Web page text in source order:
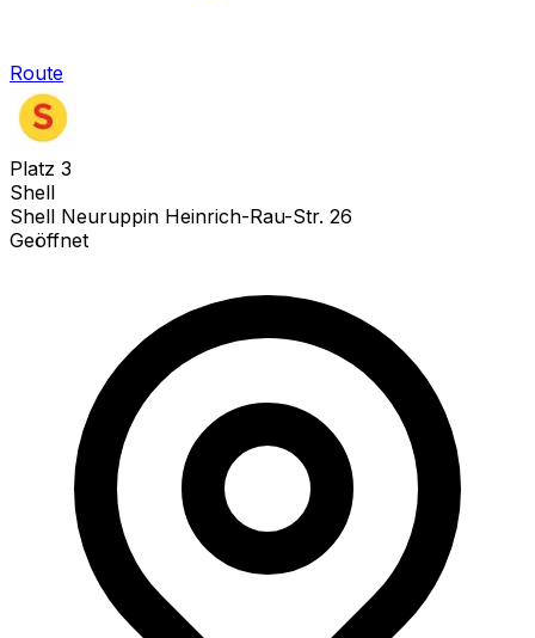
Route
Platz 3
Shell
Shell Neuruppin Heinrich-Rau-Str. 26
Geöffnet